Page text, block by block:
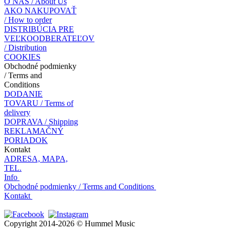
AKO NAKUPOVAŤ
/ How to order
DISTRIBÚCIA PRE
VEĽKOODBERATEĽOV
/ Distribution
COOKIES
Obchodné podmienky
/ Terms and
Conditions
DODANIE
TOVARU / Terms of
delivery
DOPRAVA / Shipping
REKLAMAČNÝ
PORIADOK
Kontakt
ADRESA, MAPA,
TEL.
Info
Obchodné podmienky / Terms and Conditions
Kontakt
Copyright 2014-2026 © Hummel Music